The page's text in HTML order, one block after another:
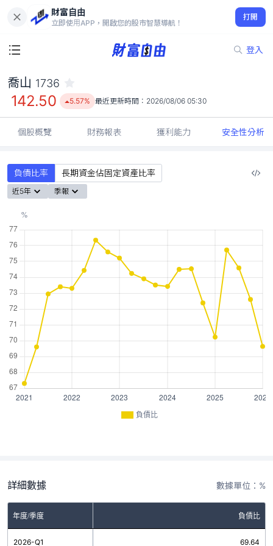
財富自由
立即使用APP，開啟您的股市智慧導航！
打開
登入
142.50
5.57%
喬山 1736
142.50 5.57% 最近更新時間： 2026/08/06 05:30
個股概覽 財務報表 獲利能力 安全性分析
負債比率 長期資金佔固定資產比率
近5年 季報
負債比
詳細數據 數據單位：%
年度/季度 負債比
2026-Q1 69.64